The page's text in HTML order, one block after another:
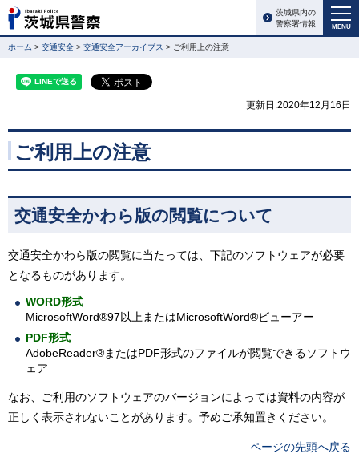
MENU
茨城県内の
警察署情報
ホーム > 交通安全 > 交通安全アーカイブス > ご利用上の注意
更新日:2020年12月16日
ご利用上の注意
交通安全かわら版の閲覧について
交通安全かわら版の閲覧に当たっては、下記のソフトウェアが必要
となるものがあります。
WORD形式
MicrosoftWord®97以上またはMicrosoftWord®ビューアー
PDF形式
AdobeReader®またはPDF形式のファイルが閲覧できるソフトウ
ェア
なお、ご利用のソフトウェアのバージョンによっては資料の内容が
正しく表示されないことがあります。予めご承知置きください。
ページの先頭へ戻る